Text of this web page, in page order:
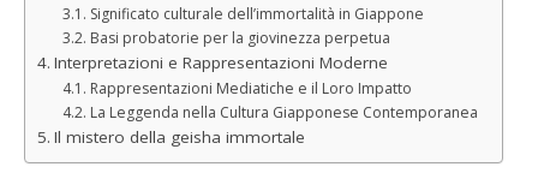
Significato culturale dell’immortalità in Giappone
Basi probatorie per la giovinezza perpetua
Interpretazioni e Rappresentazioni Moderne
Rappresentazioni Mediatiche e il Loro Impatto
La Leggenda nella Cultura Giapponese Contemporanea
Il mistero della geisha immortale